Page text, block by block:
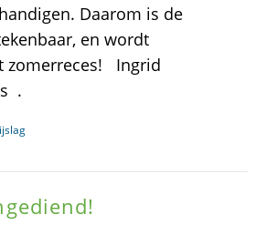
Daarom is de
en wordt
zomerreces! Ingrid
.